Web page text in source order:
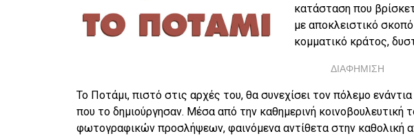
κατάσταση που
με αποκλειστικό
κομματικό κράτος,
ΔΙΑΦΗΜΙΣΗ
Το Ποτάμι, πιστό στις αρχές του, θα συνεχίσει τον πόλεμο
που το δημιούργησαν. Μέσα από την καθημερινή κοινοβουλευτική
φωτογραφικών προσλήψεων, φαινόμενα αντίθετα στην καθολική